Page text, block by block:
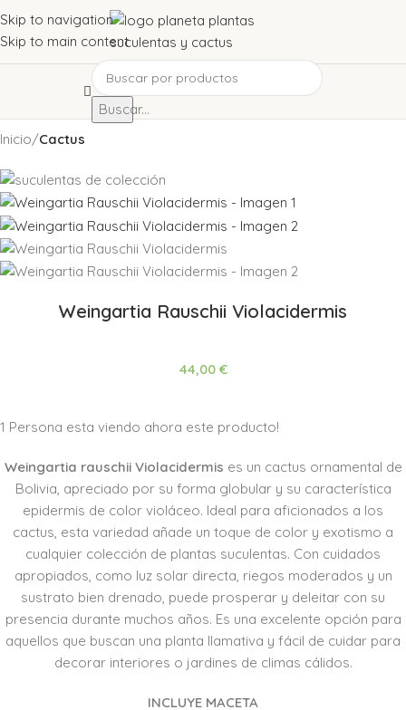
Skip to navigation
Skip to main content
Buscar...
Inicio Cactus
Weingartia Rauschii Violacidermis
44,00 €
1 Persona esta viendo ahora este producto!
Weingartia rauschii Violacidermis es un cactus ornamental de
Bolivia, apreciado por su forma globular y su característica
epidermis de color violáceo. Ideal para aficionados a los
cactus, esta variedad añade un toque de color y exotismo a
cualquier colección de plantas suculentas. Con cuidados
apropiados, como luz solar directa, riegos moderados y un
sustrato bien drenado, puede prosperar y deleitar con su
presencia durante muchos años. Es una excelente opción para
aquellos que buscan una planta llamativa y fácil de cuidar para
decorar interiores o jardines de climas cálidos.
INCLUYE MACETA